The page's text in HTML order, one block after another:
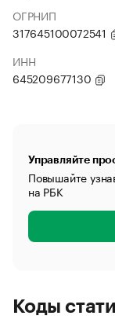
ОГРНИП
317645100072541
ИНН
645209677130
Управляйте
Повышайте
на РБК
Коды